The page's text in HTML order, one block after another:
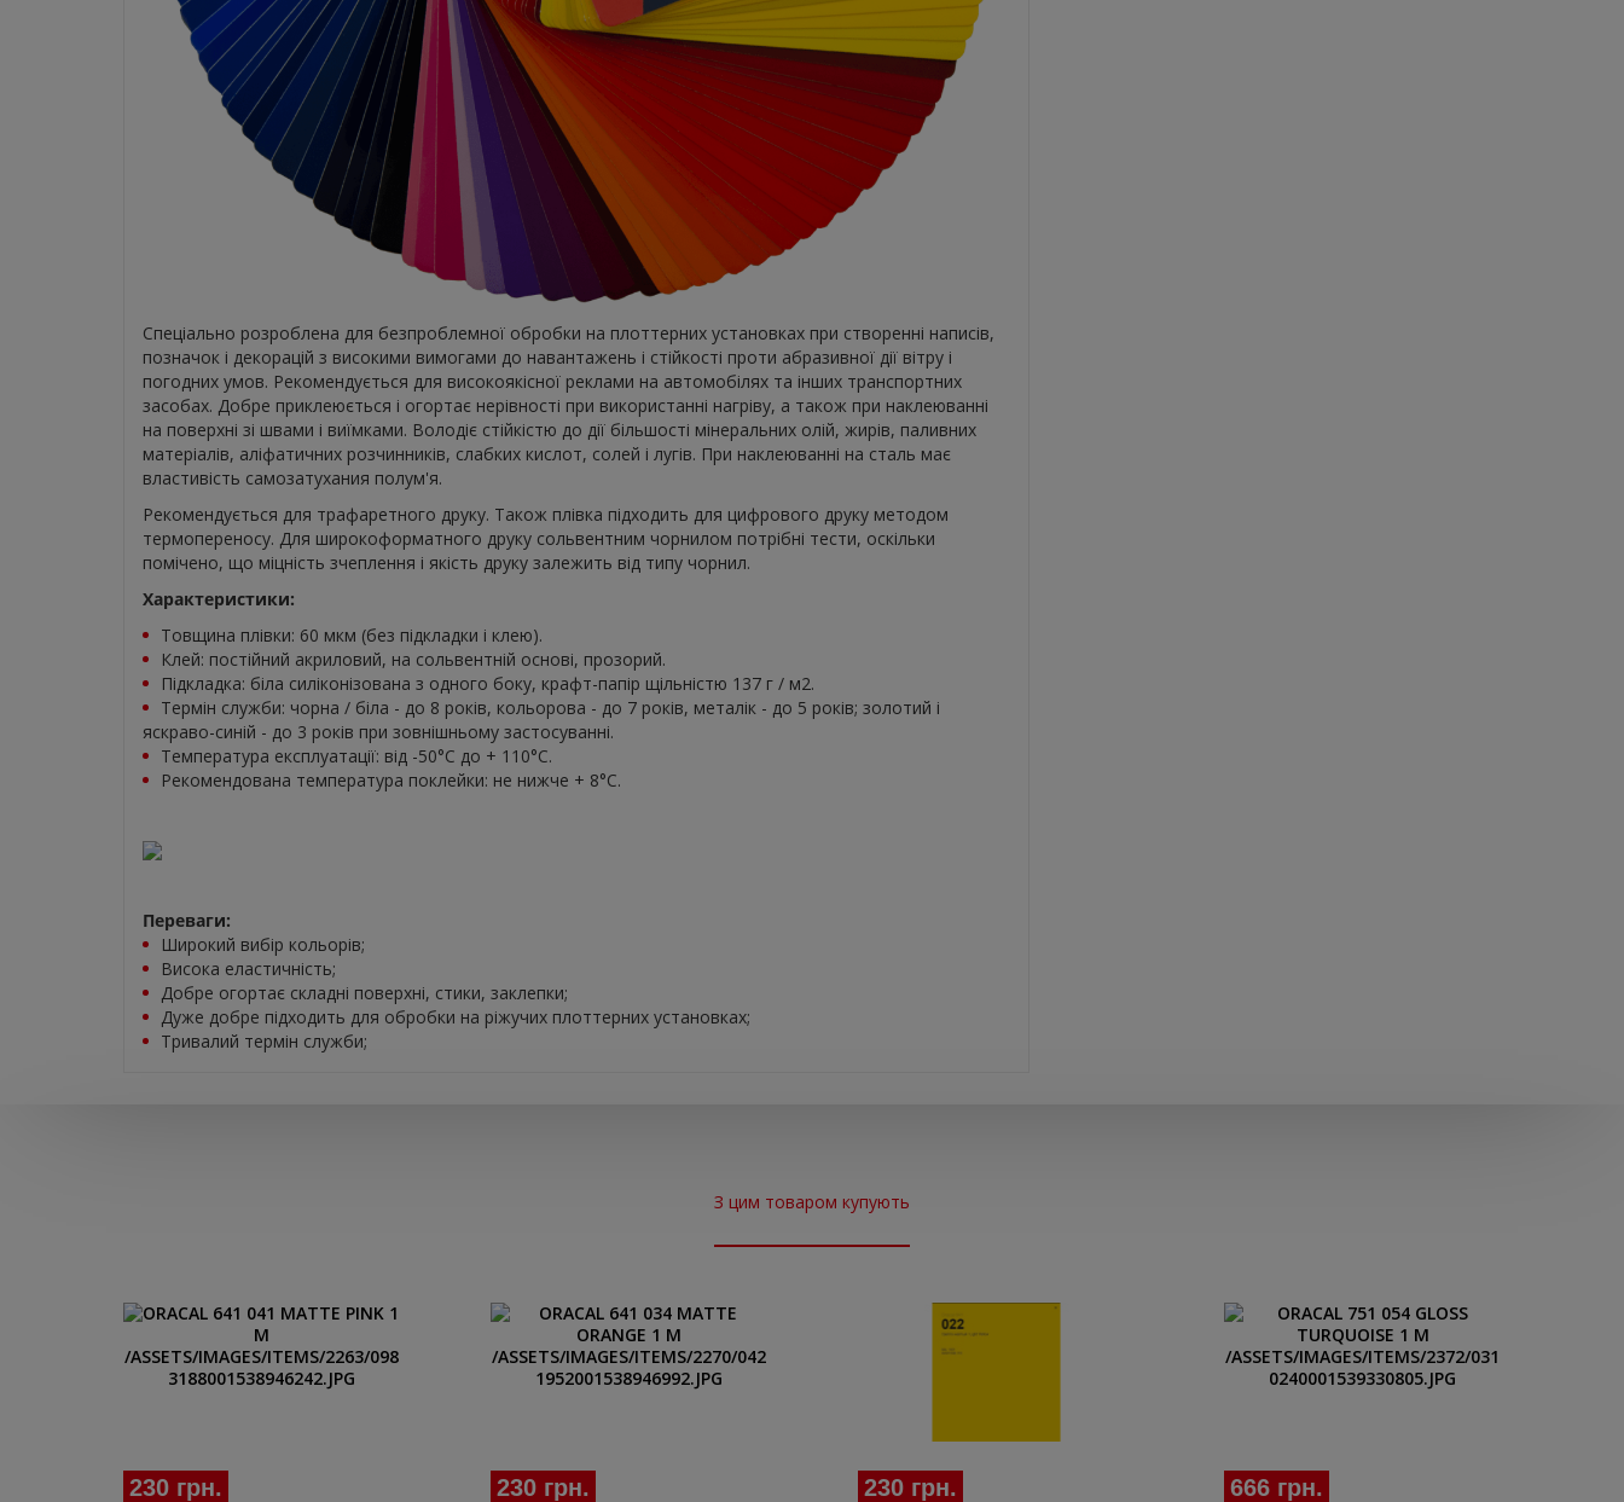
Спеціально розроблена для безпроблемної обробки на плоттерних установках при створенні написів,
позначок і декорацій з високими вимогами до навантажень і стійкості проти абразивної дії вітру і
погодних умов. Рекомендується для високоякісної реклами на автомобілях та інших транспортних
засобах. Добре приклеюється і огортає нерівності при використанні нагріву, а також при наклеюванні
на поверхні зі швами і виїмками. Володіє стійкістю до дії більшості мінеральних олій, жирів, паливних
матеріалів, аліфатичних розчинників, слабких кислот, солей і лугів. При наклеюванні на сталь має
властивість самозатухания полум'я.
Рекомендується для трафаретного друку. Також плівка підходить для цифрового друку методом
термопереносу. Для широкоформатного друку сольвентним чорнилом потрібні тести, оскільки
помічено, що міцність зчеплення і якість друку залежить від типу чорнил.
Характеристики:
Товщина плівки: 60 мкм (без підкладки і клею).
Клей: постійний акриловий, на сольвентній основі, прозорий.
Підкладка: біла силіконізована з одного боку, крафт-папір щільністю 137 г / м2.
Термін служби: чорна / біла - до 8 років, кольорова - до 7 років, металік - до 5 років; золотий і
яскраво-синій - до 3 років при зовнішньому застосуванні.
Температура експлуатації: від -50°C до + 110°C.
Рекомендована температура поклейки: не нижче + 8°C.
Переваги:
Широкий вибір кольорів;
Висока еластичність;
Добре огортає складні поверхні, стики, заклепки;
Дуже добре підходить для обробки на ріжучих плоттерних установках;
Тривалий термін служби;
З цим товаром купують
230 грн. 230 грн. 230 грн. 666 грн.